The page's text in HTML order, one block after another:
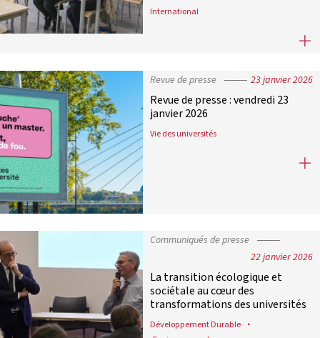
International
France Universités appelle à la
Revue de presse 23 janvier 2026
Revue de presse : vendredi 23
janvier 2026
Vie des universités
Revue de presse : vendredi 23
Communiqués de presse
22 janvier 2026
La transition écologique et
sociétale au cœur des
transformations des universités
Développement Durable